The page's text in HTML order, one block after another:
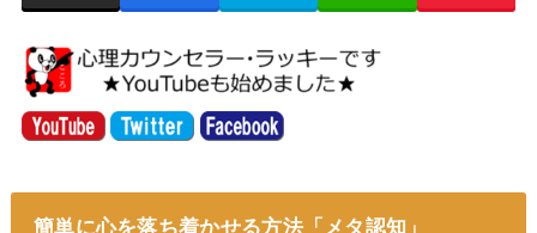
簡単に心を落ち着かせる方法「メタ認知」